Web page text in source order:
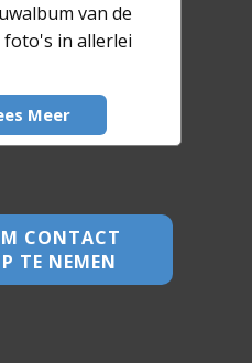
van de
in allerlei
Meer
CONTACT
TE NEMEN